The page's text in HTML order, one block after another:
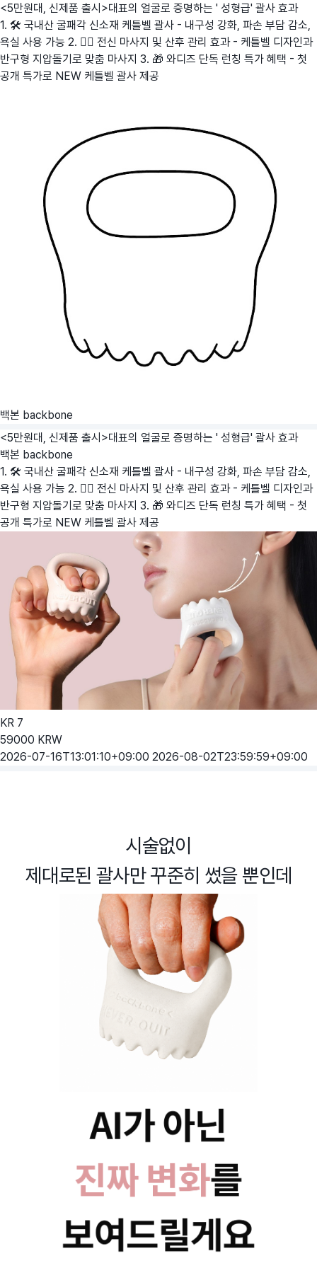
<5만원대, 신제품 출시>대표의 얼굴로 증명하는 ' 성형급' 괄사 효과
1. 🛠️ 국내산 굴패각 신소재 케틀벨 괄사 - 내구성 강화, 파손 부담 감소,
욕실 사용 가능 2. 💆‍♀️ 전신 마사지 및 산후 관리 효과 - 케틀벨 디자인과
반구형 지압돌기로 맞춤 마사지 3. 🎁 와디즈 단독 런칭 특가 혜택 - 첫
공개 특가로 NEW 케틀벨 괄사 제공
백본 backbone
<5만원대, 신제품 출시>대표의 얼굴로 증명하는 ' 성형급' 괄사 효과
백본 backbone
1. 🛠️ 국내산 굴패각 신소재 케틀벨 괄사 - 내구성 강화, 파손 부담 감소,
욕실 사용 가능 2. 💆‍♀️ 전신 마사지 및 산후 관리 효과 - 케틀벨 디자인과
반구형 지압돌기로 맞춤 마사지 3. 🎁 와디즈 단독 런칭 특가 혜택 - 첫
공개 특가로 NEW 케틀벨 괄사 제공
KR 7
59000 KRW
2026-07-16T13:01:10+09:00 2026-08-02T23:59:59+09:00
시술없이
제대로된 괄사만 꾸준히 썼을 뿐인데